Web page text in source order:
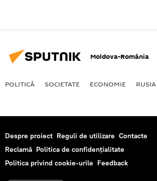
Moldova-România
POLITICĂ SOCIETATE ECONOMIE RUSIA
Despre proiect Reguli de utilizare Contacte
Reclamă Politica de confidențialitate
Politica privind cookie-urile Feedback